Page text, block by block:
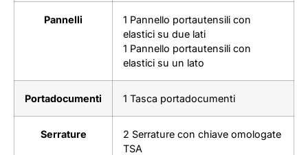
Pannelli
1 Pannello portautensili con
elastici su due lati
1 Pannello portautensili con
elastici su un lato
Portadocumenti 1 Tasca portadocumenti
Serrature
2 Serrature con chiave omologate
TSA